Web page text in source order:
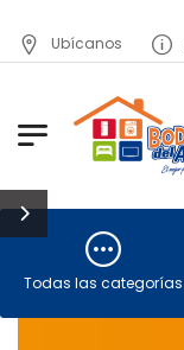
Ubícanos
Todas las categorías